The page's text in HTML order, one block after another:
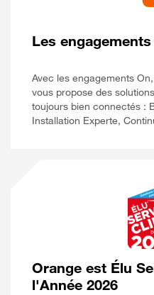
Les engagements
Avec les engagements
vous propose des
toujours bien connectés :
Installation Experte,
Orange est Élu
l'Année 2026